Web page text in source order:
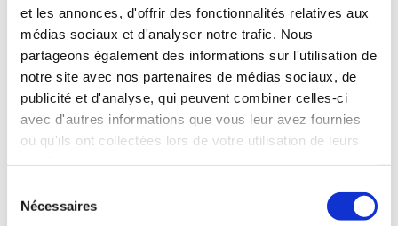
et les annonces, d'offrir des fonctionnalités relatives aux
médias sociaux et d'analyser notre trafic. Nous
partageons également des informations sur l'utilisation de
notre site avec nos partenaires de médias sociaux, de
publicité et d'analyse, qui peuvent combiner celles-ci
avec d'autres informations que vous leur avez fournies
ou qu'ils ont collectées lors de votre utilisation de leurs
Nécessaires
(0 avis)
Justine Petit-Roulet
OLI ET LE ROI
GOURMAND